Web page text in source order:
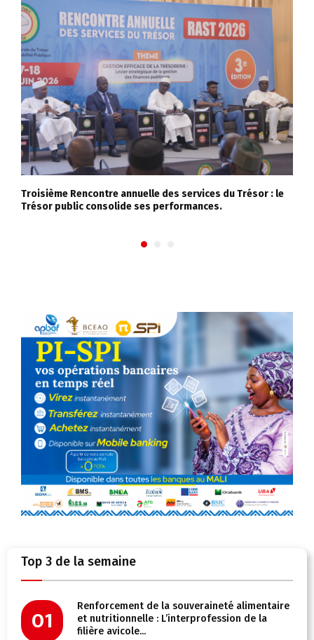
Troisième Rencontre annuelle des services du Trésor : le
Trésor public consolide ses performances.
Top 3 de la semaine
01
Renforcement de la souveraineté alimentaire
et nutritionnelle : L’interprofession de la
filière avicole...